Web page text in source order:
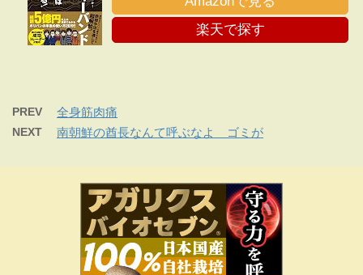
楽天で探す
PREV 全身筋肉痛
NEXT 南朝鮮の酋長なんて呼ぶなよ ゴミが